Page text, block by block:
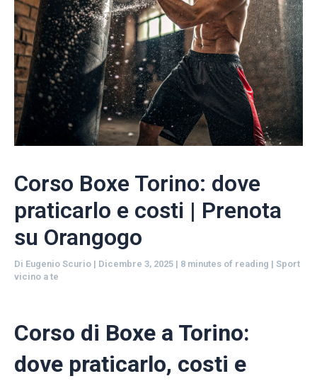
Corso Boxe Torino: dove
praticarlo e costi | Prenota
su Orangogo
Di Eugenio Scurio | Dicembre 3, 2025 | 8 minutes of reading | Sport
vicino a te
Corso di Boxe a Torino:
dove praticarlo, costi e